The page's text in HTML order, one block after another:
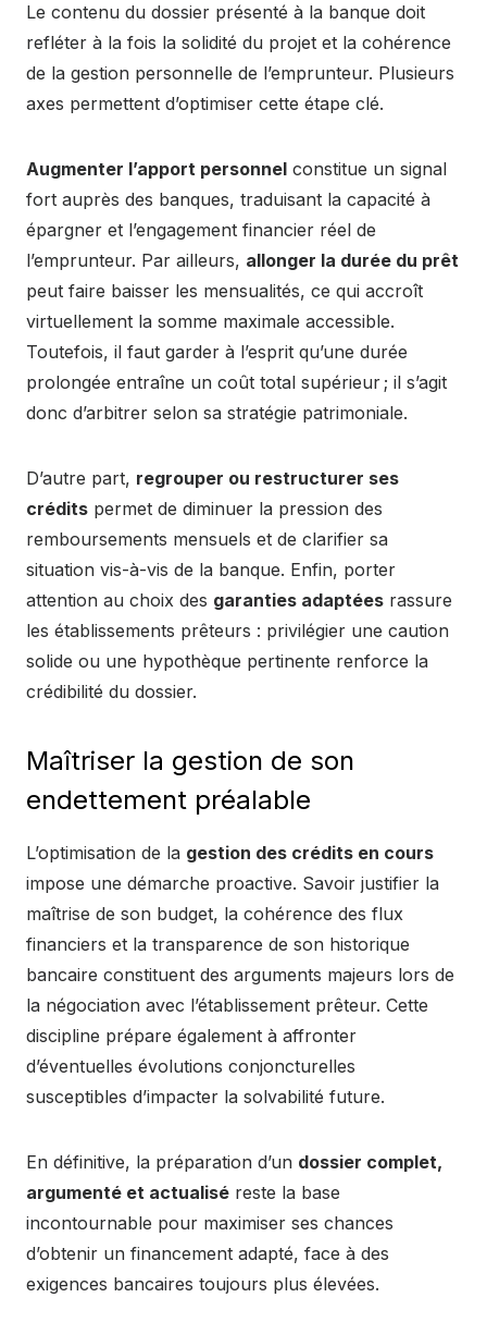
Le contenu du dossier présenté à la banque doit
refléter à la fois la solidité du projet et la cohérence
de la gestion personnelle de l’emprunteur. Plusieurs
axes permettent d’optimiser cette étape clé.
Augmenter l’apport personnel constitue un signal
fort auprès des banques, traduisant la capacité à
épargner et l’engagement financier réel de
l’emprunteur. Par ailleurs, allonger la durée du prêt
peut faire baisser les mensualités, ce qui accroît
virtuellement la somme maximale accessible.
Toutefois, il faut garder à l’esprit qu’une durée
prolongée entraîne un coût total supérieur ; il s’agit
donc d’arbitrer selon sa stratégie patrimoniale.
D’autre part, regrouper ou restructurer ses
crédits permet de diminuer la pression des
remboursements mensuels et de clarifier sa
situation vis-à-vis de la banque. Enfin, porter
attention au choix des garanties adaptées rassure
les établissements prêteurs : privilégier une caution
solide ou une hypothèque pertinente renforce la
crédibilité du dossier.
Maîtriser la gestion de son
endettement préalable
L’optimisation de la gestion des crédits en cours
impose une démarche proactive. Savoir justifier la
maîtrise de son budget, la cohérence des flux
financiers et la transparence de son historique
bancaire constituent des arguments majeurs lors de
la négociation avec l’établissement prêteur. Cette
discipline prépare également à affronter
d’éventuelles évolutions conjoncturelles
susceptibles d’impacter la solvabilité future.
En définitive, la préparation d’un dossier complet,
argumenté et actualisé reste la base
incontournable pour maximiser ses chances
d’obtenir un financement adapté, face à des
exigences bancaires toujours plus élevées.